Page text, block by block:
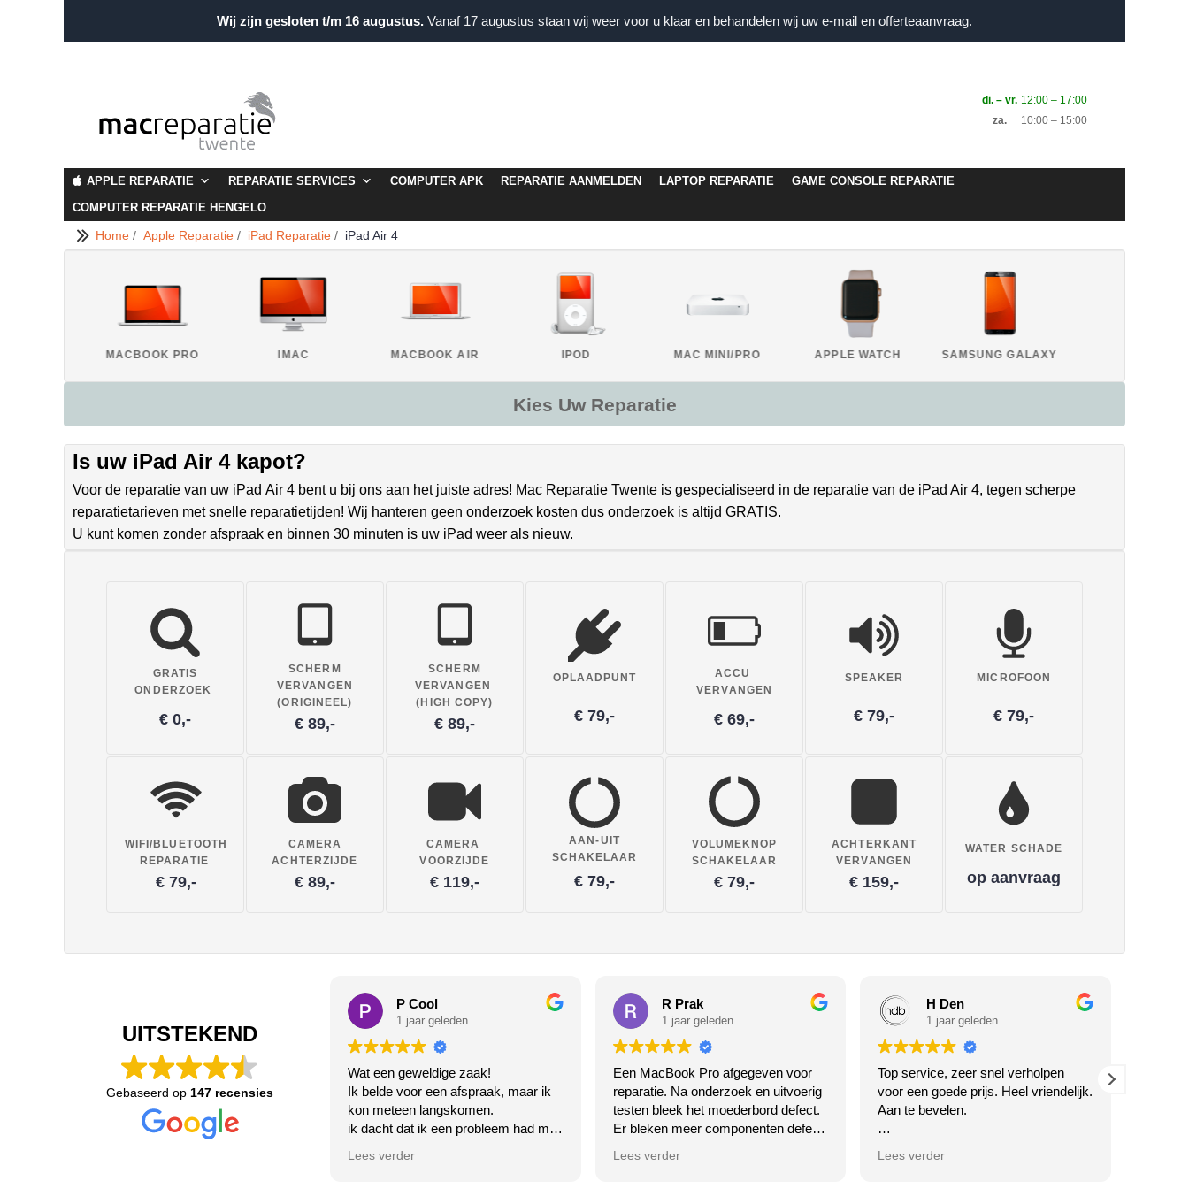
Wij zijn gesloten t/m 16 augustus. Vanaf 17 augustus staan wij weer voor u klaar en behandelen wij uw e-mail en offerteaanvraag.
di. – vr. 12:00 – 17:00
za.
10:00 – 15:00
APPLE REPARATIE REPARATIE SERVICES COMPUTER APK REPARATIE AANMELDEN LAPTOP REPARATIE
GAME CONSOLE REPARATIE
COMPUTER REPARATIE HENGELO
Home / Apple Reparatie / iPad Reparatie / iPad Air 4
MACBOOK PRO IMAC MACBOOK AIR IPOD MAC MINI/PRO APPLE WATCH SAMSUNG GALAXY
Kies Uw Reparatie
Is uw iPad Air 4 kapot?
Voor de reparatie van uw iPad Air 4 bent u bij ons aan het juiste adres! Mac Reparatie Twente is gespecialiseerd in de reparatie van de iPad Air 4, tegen scherpe
reparatietarieven met snelle reparatietijden! Wij hanteren geen onderzoek kosten dus onderzoek is altijd GRATIS.
U kunt komen zonder afspraak en binnen 30 minuten is uw iPad weer als nieuw.
GRATIS
ONDERZOEK
€ 0,-
SCHERM
VERVANGEN
(ORIGINEEL)
€ 89,-
SCHERM
VERVANGEN
(HIGH COPY)
€ 89,-
OPLAADPUNT
€ 79,-
ACCU
VERVANGEN
€ 69,-
SPEAKER
€ 79,-
MICROFOON
€ 79,-
WIFI/BLUETOOTH
REPARATIE
€ 79,-
CAMERA
ACHTERZIJDE
€ 89,-
CAMERA
VOORZIJDE
€ 119,-
AAN-UIT
SCHAKELAAR
€ 79,-
VOLUMEKNOP
SCHAKELAAR
€ 79,-
ACHTERKANT
VERVANGEN
€ 159,-
WATER SCHADE
op aanvraag
UITSTEKEND
Gebaseerd op 147 recensies
P Cool
1 jaar geleden
Wat een geweldige zaak!
Ik belde voor een afspraak, maar ik
kon meteen langskomen.
ik dacht dat ik een probleem had met
Lees verder
R Prak
1 jaar geleden
Een MacBook Pro afgegeven voor
reparatie. Na onderzoek en uitvoerig
testen bleek het moederbord defect.
Er bleken meer componenten defect
Lees verder
H Den
1 jaar geleden
Top service, zeer snel verholpen
voor een goede prijs. Heel vriendelijk.
Aan te bevelen.
Lees verder